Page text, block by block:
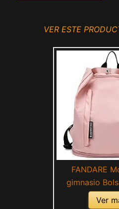
VER ESTE
FANDARE
gimnasio
Bolsa
Ver